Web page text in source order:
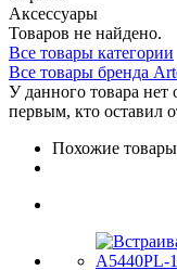
Аксессуары
Товаров не найдено.
Все товары категории
Все товары бренда
У данного товара нет
первым, кто оставил
Похожие товары